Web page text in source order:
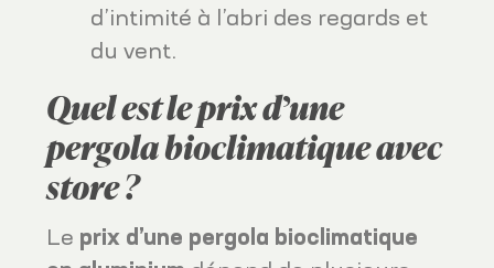
d’intimité à l’abri des regards et
du vent.
Quel est le prix d’une
pergola bioclimatique avec
store ?
Le prix d’une pergola bioclimatique